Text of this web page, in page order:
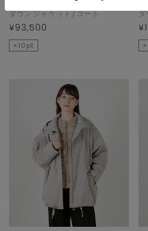
ダウンジャケット/コート
¥93,500
×10pt